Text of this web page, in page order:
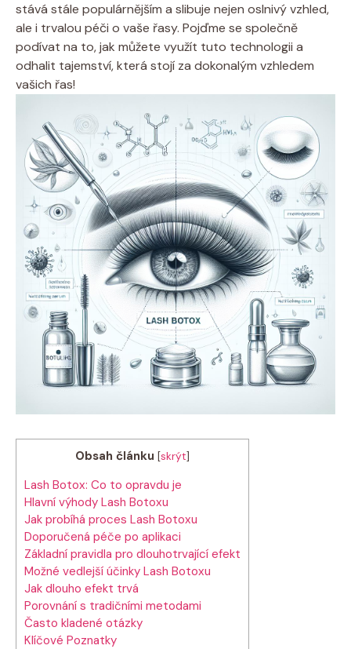
stává stále populárnějším a slibuje nejen oslnivý vzhled,
ale i trvalou péči o vaše řasy. Pojďme se společně
podívat na to, jak můžete využít tuto technologii a
odhalit tajemství, která stojí za dokonalým vzhledem
vašich řas!
Obsah článku [skrýt]
Lash Botox: Co to opravdu je
Hlavní výhody Lash Botoxu
Jak probíhá proces Lash Botoxu
Doporučená péče po aplikaci
Základní pravidla pro dlouhotrvající efekt
Možné vedlejší účinky Lash Botoxu
Jak dlouho efekt trvá
Porovnání s tradičními metodami
Často kladené otázky
Klíčové Poznatky